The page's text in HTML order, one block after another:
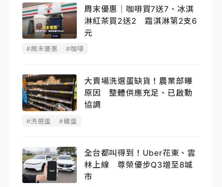
周末優惠｜咖啡買7送7、冰淇
淋紅茶買2送2 霜淇淋第2支6
元
#周末優惠 #咖啡
大賣場洗選蛋缺貨！農業部曝
原因 整體供應充足、已啟動
協調
#洗選蛋 #雞蛋
全台都叫得到！Uber花東、雲
林上線 尊榮優步Q3增至8城
市